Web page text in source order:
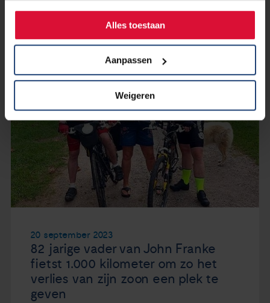
Alles toestaan
Aanpassen
Weigeren
20 september 2023
82 jarige vader van John Franke
fietst 1.000 kilometer om zo het
verlies van zijn zoon een plek te
geven